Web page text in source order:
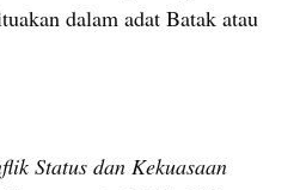
dalam adat Batak atau
Status dan Kekuasaan